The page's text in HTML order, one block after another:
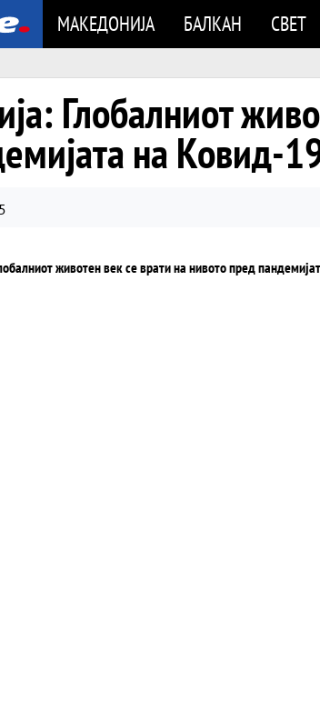
МАКЕДОНИЈА БАЛКАН СВЕТ
Глобалниот
на Ковид-